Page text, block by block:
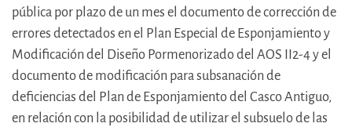
pública por plazo de un mes el documento de corrección de
errores detectados en el Plan Especial de Esponjamiento y
Modificación del Diseño Pormenorizado del AOS II2-4 y el
documento de modificación para subsanación de
deficiencias del Plan de Esponjamiento del Casco Antiguo,
en relación con la posibilidad de utilizar el subsuelo de las